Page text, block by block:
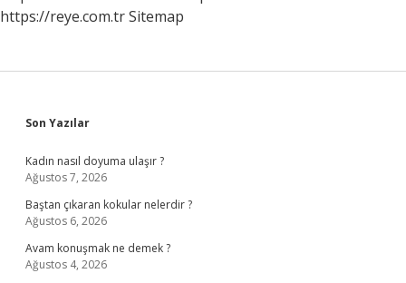
https://reye.com.trSitemap
Sidebar
Son Yazılar
Kadın nasıl doyuma ulaşır ?
Ağustos 7, 2026
Baştan çıkaran kokular nelerdir ?
Ağustos 6, 2026
Avam konuşmak ne demek ?
Ağustos 4, 2026